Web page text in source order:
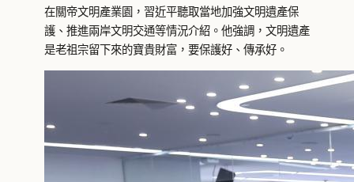
在關帝文明產業園，習近平聽取當地加強文明遺產保
護、推進兩岸文明交通等情況介紹。他強調，文明遺產
是老祖宗留下來的寶貴財富，要保護好、傳承好。